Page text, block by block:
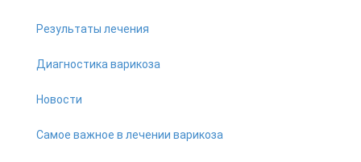
Результаты лечения
Диагностика варикоза
Новости
Самое важное в лечении варикоза